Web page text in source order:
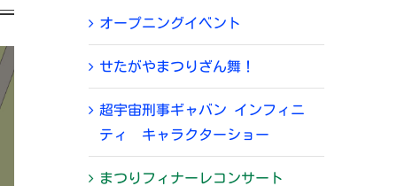
オープニングイベント
せたがやまつりざん舞！
超宇宙刑事ギャバン インフィニ
ティ キャラクターショー
まつりフィナーレコンサート